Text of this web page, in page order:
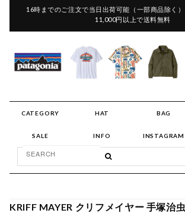
16時までのご注文で当日出荷可能（一部商品除く）
11,000円以上で送料無料
CATEGORY HAT BAG
SALE INFO INSTAGRAM
KRIFF MAYER クリフメイヤー 手塚治